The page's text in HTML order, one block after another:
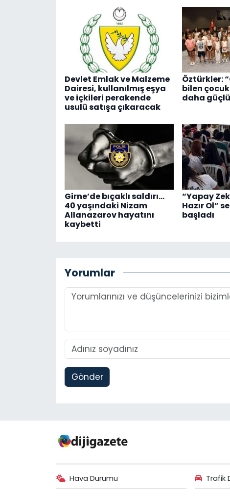
Devlet Emlak ve Malzeme
Dairesi, kullanılmış eşya
ve içkileri perakende
usulü satışa çıkaracak
Öztürkler:
bilen
daha
Girne’de bıçaklı saldırı…
40 yaşındaki Nizam
Allanazarov hayatını
kaybetti
“Yapay
Hazır Ol”
başladı
Yorumlar
Gönder
Hava Durumu Trafik